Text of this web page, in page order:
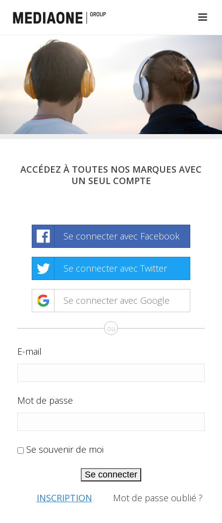
ACCÉDEZ À TOUTES NOS MARQUES AVEC
UN SEUL COMPTE
Se connecter avec Facebook
Se connecter avec Twitter
Se connecter avec Google
ou
E-mail
Mot de passe
Se souvenir de moi
Se connecter
INSCRIPTION Mot de passe oublié ?